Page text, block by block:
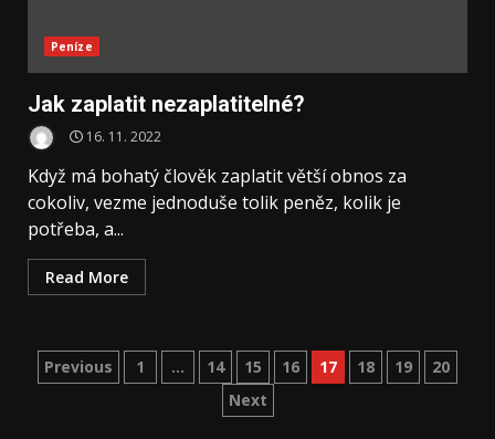
Peníze
Jak zaplatit nezaplatitelné?
16. 11. 2022
Když má bohatý člověk zaplatit větší obnos za
cokoliv, vezme jednoduše tolik peněz, kolik je
potřeba, a...
Read More
Stránkování
Previous 1 … 14 15 16 17 18 19
20
Next